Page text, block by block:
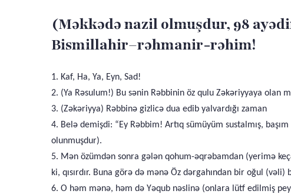
(Məkkədə nazil olmuşdur, 98
Bismillahir–rəhmanir-rəhim!
1. Kaf, Ha, Ya, Eyn, Sad!
2. (Ya Rəsulum!) Bu sənin Rəbbinin öz qulu Zəkəriyyaya olan
3. (Zəkəriyya) Rəbbinə gizlicə dua edib yalvardığı zaman
4. Belə demişdi: “Ey Rəbbim! Artıq sümüyüm sustalmış,
olunmuşdur).
5. Mən özümdən sonra gələn qohum-əqrəbamdan (yerimə
ki, qısırdır. Buna görə də mənə Öz dərgahından bir oğul (vəli)
6. O həm mənə, həm də Yəqub nəslinə (onlara lütf edilmiş